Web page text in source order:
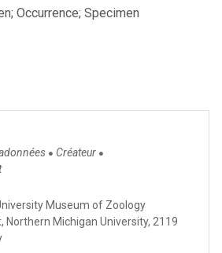
Occurrence; Specimen
● Créateur ●
Museum of Zoology
Northern Michigan University, 2119